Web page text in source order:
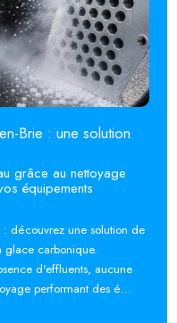
Brie : une solution
grâce au nettoyage
équipements
découvrez une solution de
glace carbonique.
d'effluents, aucune
performant des é...